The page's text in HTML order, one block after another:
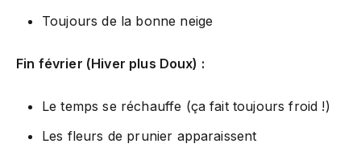
Toujours de la bonne neige
Fin février (Hiver plus Doux) :
Le temps se réchauffe (ça fait toujours froid !)
Les fleurs de prunier apparaissent